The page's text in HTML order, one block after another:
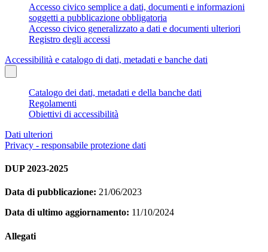
Accesso civico semplice a dati, documenti e informazioni
soggetti a pubblicazione obbligatoria
Accesso civico generalizzato a dati e documenti ulteriori
Registro degli accessi
Accessibilità e catalogo di dati, metadati e banche dati
Catalogo dei dati, metadati e della banche dati
Regolamenti
Obiettivi di accessibilità
Dati ulteriori
Privacy - responsabile protezione dati
DUP 2023-2025
Data di pubblicazione: 21/06/2023
Data di ultimo aggiornamento: 11/10/2024
Allegati